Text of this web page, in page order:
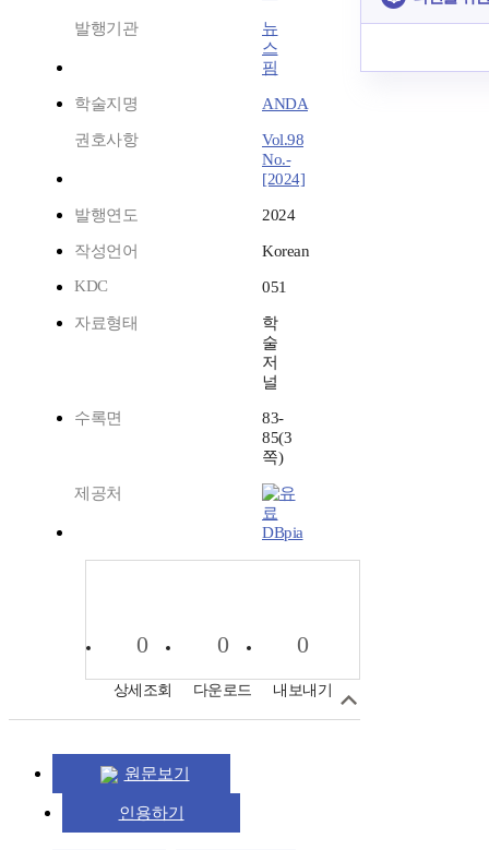
발행기관
뉴
스
핌
학술지명 ANDA
권호사항
Vol.98
No.-
[2024]
발행연도 2024
작성언어
Korean
KDC
051
자료형태
학
술
저
널
수록면
83-
85(3
쪽)
제공처
DBpia
0
상세조회
0
다운로드
0
내보내기
원문보기
인용하기